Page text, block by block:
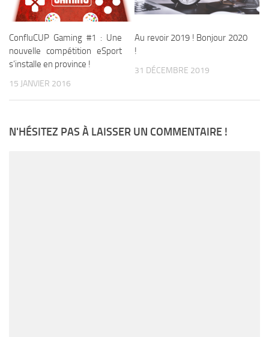
ConfluCUP Gaming #1 : Une
nouvelle compétition eSport
s’installe en province !
15 JANVIER 2016
Au revoir 2019 ! Bonjour 2020
!
31 DÉCEMBRE 2019
N'HÉSITEZ PAS À LAISSER UN COMMENTAIRE !